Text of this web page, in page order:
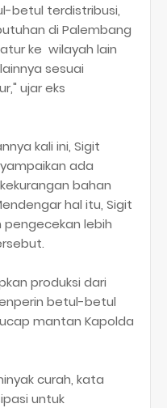
betul terdistribusi,
di Palembang
ke wilayah lain
sesuai
ujar eks
kali ini, Sigit
ada
bahan
hal itu, Sigit
lebih
produksi dari
betul-betul
ucap mantan Kapolda
curah, kata
untuk